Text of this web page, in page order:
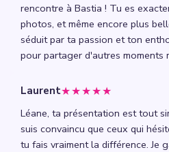
rencontre à Bastia ! Tu es
photos, et même encore plus
séduit par ta passion et ton
pour partager d'autres moments
Laurent★★★★★
Léane, ta présentation est tout
suis convaincu que ceux qui
tu fais vraiment la différence. Je